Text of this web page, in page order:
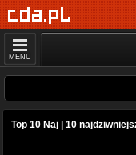
MENU
Top 10 Naj | 10